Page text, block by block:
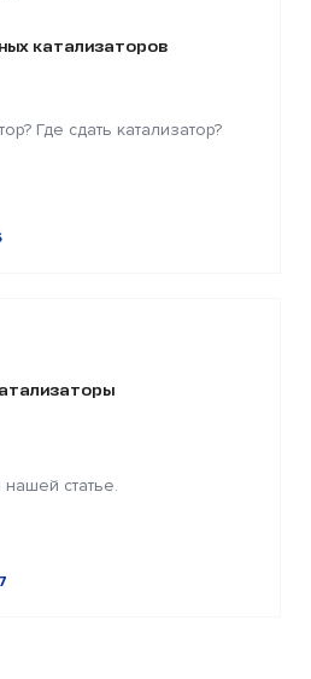
катализаторов
Где сдать катализатор?
статье.